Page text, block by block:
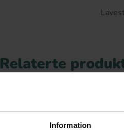
Information
Relaterte
-32%